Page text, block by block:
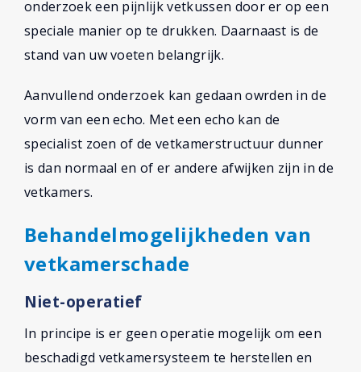
onderzoek een pijnlijk vetkussen door er op een
speciale manier op te drukken. Daarnaast is de
stand van uw voeten belangrijk.
Aanvullend onderzoek kan gedaan owrden in de
vorm van een echo. Met een echo kan de
specialist zoen of de vetkamerstructuur dunner
is dan normaal en of er andere afwijken zijn in de
vetkamers.
Behandelmogelijkheden van
vetkamerschade
Niet-operatief
In principe is er geen operatie mogelijk om een
beschadigd vetkamersysteem te herstellen en